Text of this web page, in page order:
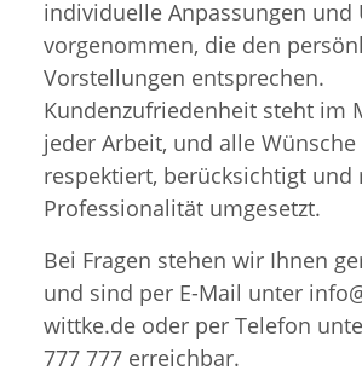
individuelle Anpassungen und
vorgenommen, die den
Vorstellungen entsprechen.
Kundenzufriedenheit steht im
jeder Arbeit, und alle
respektiert, berücksichtigt
Professionalität umgesetzt.
Bei Fragen stehen wir Ihnen
und sind per E-Mail unter
wittke.de oder per Telefon
777 777 erreichbar.